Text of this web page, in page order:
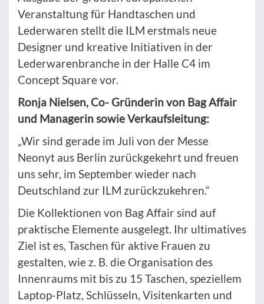
Veranstaltung für Handtaschen und
Lederwaren stellt die ILM erstmals neue
Designer und kreative Initiativen in der
Lederwarenbranche in der Halle C4 im
Concept Square vor.
Ronja Nielsen, Co- Gründerin von Bag Affair
und Managerin sowie Verkaufsleitung:
„Wir sind gerade im Juli von der Messe
Neonyt aus Berlin zurückgekehrt und freuen
uns sehr, im September wieder nach
Deutschland zur ILM zurückzukehren.“
Die Kollektionen von Bag Affair sind auf
praktische Elemente ausgelegt. Ihr ultimatives
Ziel ist es, Taschen für aktive Frauen zu
gestalten, wie z. B. die Organisation des
Innenraums mit bis zu 15 Taschen, speziellem
Laptop-Platz, Schlüsseln, Visitenkarten und